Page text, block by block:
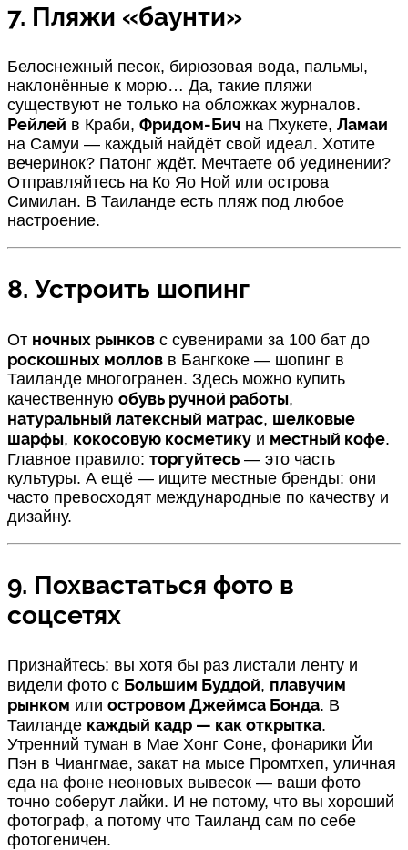
7. Пляжи «баунти»
Белоснежный песок, бирюзовая вода, пальмы,
наклонённые к морю… Да, такие пляжи
существуют не только на обложках журналов.
Рейлей в Краби, Фридом-Бич на Пхукете, Ламаи
на Самуи — каждый найдёт свой идеал. Хотите
вечеринок? Патонг ждёт. Мечтаете об уединении?
Отправляйтесь на Ко Яо Ной или острова
Симилан. В Таиланде есть пляж под любое
настроение.
8. Устроить шопинг
От ночных рынков с сувенирами за 100 бат до
роскошных моллов в Бангкоке — шопинг в
Таиланде многогранен. Здесь можно купить
качественную обувь ручной работы,
натуральный латексный матрас, шелковые
шарфы, кокосовую косметику и местный кофе.
Главное правило: торгуйтесь — это часть
культуры. А ещё — ищите местные бренды: они
часто превосходят международные по качеству и
дизайну.
9. Похвастаться фото в
соцсетях
Признайтесь: вы хотя бы раз листали ленту и
видели фото с Большим Буддой, плавучим
рынком или островом Джеймса Бонда. В
Таиланде каждый кадр — как открытка.
Утренний туман в Мае Хонг Соне, фонарики Йи
Пэн в Чиангмае, закат на мысе Промтхеп, уличная
еда на фоне неоновых вывесок — ваши фото
точно соберут лайки. И не потому, что вы хороший
фотограф, а потому что Таиланд сам по себе
фотогеничен.